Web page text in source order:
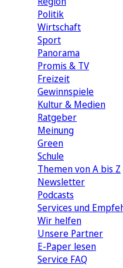
Politik
Wirtschaft
Sport
Panorama
Promis & TV
Freizeit
Gewinnspiele
Kultur & Medien
Ratgeber
Meinung
Green
Schule
Themen von A bis Z
Newsletter
Podcasts
Services und
Wir helfen
Unsere Partner
E-Paper lesen
Service FAQ